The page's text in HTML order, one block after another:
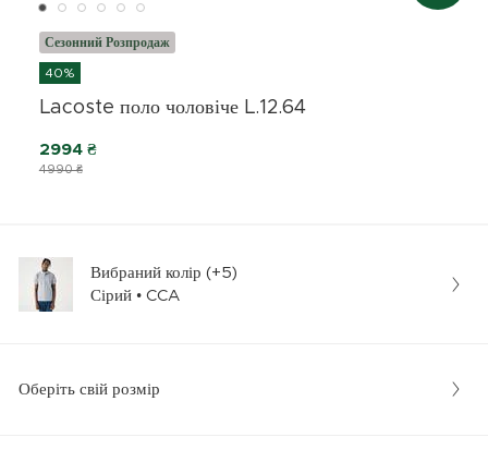
Сезонний Розпродаж
40%
Lacoste поло чоловіче L.12.64
4990 ₴
2994 ₴
Вибраний колір (+5)
Сірий • CCA
Оберіть свій розмір